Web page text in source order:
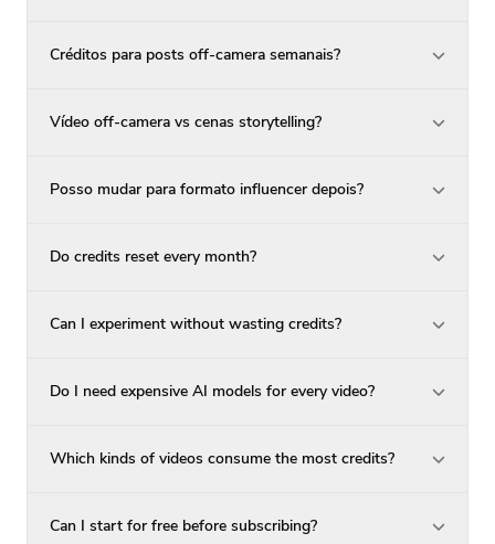
Créditos para posts off-camera semanais?
Vídeo off-camera vs cenas storytelling?
Posso mudar para formato influencer depois?
Do credits reset every month?
Can I experiment without wasting credits?
Do I need expensive AI models for every video?
Which kinds of videos consume the most credits?
Can I start for free before subscribing?